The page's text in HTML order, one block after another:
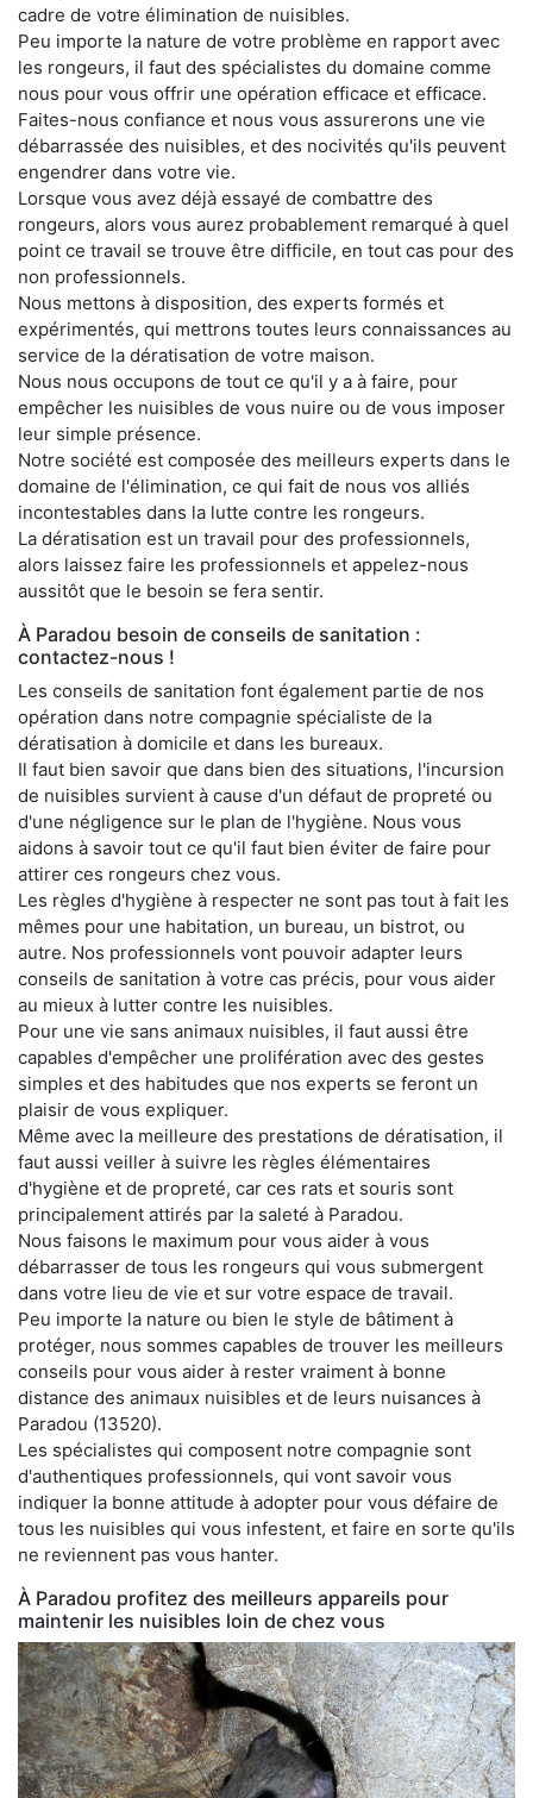
cadre de votre élimination de nuisibles.
Peu importe la nature de votre problème en rapport avec
les rongeurs, il faut des spécialistes du domaine comme
nous pour vous offrir une opération efficace et efficace.
Faites-nous confiance et nous vous assurerons une vie
débarrassée des nuisibles, et des nocivités qu'ils peuvent
engendrer dans votre vie.
Lorsque vous avez déjà essayé de combattre des
rongeurs, alors vous aurez probablement remarqué à quel
point ce travail se trouve être difficile, en tout cas pour des
non professionnels.
Nous mettons à disposition, des experts formés et
expérimentés, qui mettrons toutes leurs connaissances au
service de la dératisation de votre maison.
Nous nous occupons de tout ce qu'il y a à faire, pour
empêcher les nuisibles de vous nuire ou de vous imposer
leur simple présence.
Notre société est composée des meilleurs experts dans le
domaine de l'élimination, ce qui fait de nous vos alliés
incontestables dans la lutte contre les rongeurs.
La dératisation est un travail pour des professionnels,
alors laissez faire les professionnels et appelez-nous
aussitôt que le besoin se fera sentir.
À Paradou besoin de conseils de sanitation :
contactez-nous !
Les conseils de sanitation font également partie de nos
opération dans notre compagnie spécialiste de la
dératisation à domicile et dans les bureaux.
Il faut bien savoir que dans bien des situations, l'incursion
de nuisibles survient à cause d'un défaut de propreté ou
d'une négligence sur le plan de l'hygiène. Nous vous
aidons à savoir tout ce qu'il faut bien éviter de faire pour
attirer ces rongeurs chez vous.
Les règles d'hygiène à respecter ne sont pas tout à fait les
mêmes pour une habitation, un bureau, un bistrot, ou
autre. Nos professionnels vont pouvoir adapter leurs
conseils de sanitation à votre cas précis, pour vous aider
au mieux à lutter contre les nuisibles.
Pour une vie sans animaux nuisibles, il faut aussi être
capables d'empêcher une prolifération avec des gestes
simples et des habitudes que nos experts se feront un
plaisir de vous expliquer.
Même avec la meilleure des prestations de dératisation, il
faut aussi veiller à suivre les règles élémentaires
d'hygiène et de propreté, car ces rats et souris sont
principalement attirés par la saleté à Paradou.
Nous faisons le maximum pour vous aider à vous
débarrasser de tous les rongeurs qui vous submergent
dans votre lieu de vie et sur votre espace de travail.
Peu importe la nature ou bien le style de bâtiment à
protéger, nous sommes capables de trouver les meilleurs
conseils pour vous aider à rester vraiment à bonne
distance des animaux nuisibles et de leurs nuisances à
Paradou (13520).
Les spécialistes qui composent notre compagnie sont
d'authentiques professionnels, qui vont savoir vous
indiquer la bonne attitude à adopter pour vous défaire de
tous les nuisibles qui vous infestent, et faire en sorte qu'ils
ne reviennent pas vous hanter.
À Paradou profitez des meilleurs appareils pour
maintenir les nuisibles loin de chez vous